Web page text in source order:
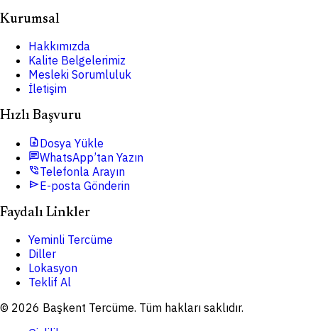
Kurumsal
Hakkımızda
Kalite Belgelerimiz
Mesleki Sorumluluk
İletişim
Hızlı Başvuru
upload_fileDosya Yükle
chatWhatsApp’tan Yazın
phone_in_talkTelefonla Arayın
sendE-posta Gönderin
Faydalı Linkler
Yeminli Tercüme
Diller
Lokasyon
Teklif Al
© 2026 Başkent Tercüme. Tüm hakları saklıdır.